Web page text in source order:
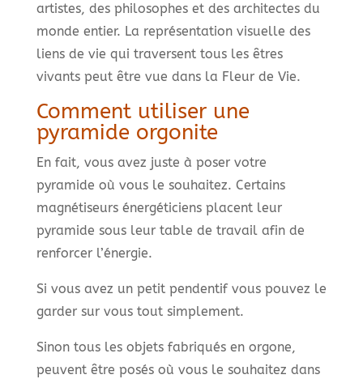
artistes, des philosophes et des architectes du
monde entier. La représentation visuelle des
liens de vie qui traversent tous les êtres
vivants peut être vue dans la Fleur de Vie.
Comment utiliser une
pyramide orgonite
En fait, vous avez juste à poser votre
pyramide où vous le souhaitez. Certains
magnétiseurs énergéticiens placent leur
pyramide sous leur table de travail afin de
renforcer l’énergie.
Si vous avez un petit pendentif vous pouvez le
garder sur vous tout simplement.
Sinon tous les objets fabriqués en orgone,
peuvent être posés où vous le souhaitez dans